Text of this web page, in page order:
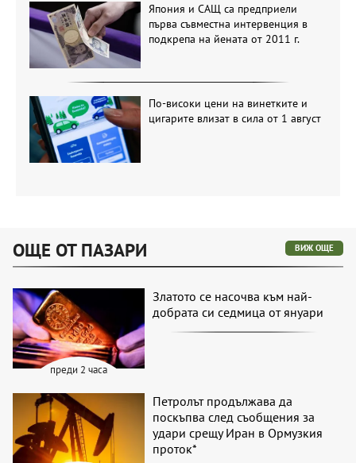
Япония и САЩ са предприели
първа съвместна интервенция в
подкрепа на йената от 2011 г.
По-високи цени на винетките и
цигарите влизат в сила от 1 август
ОЩЕ ОТ ПАЗАРИ ВИЖ ОЩЕ
преди 2 часа
Златото се насочва към най-
добрата си седмица от януари
Петролът продължава да
поскъпва след съобщения за
удари срещу Иран в Ормузкия
проток*